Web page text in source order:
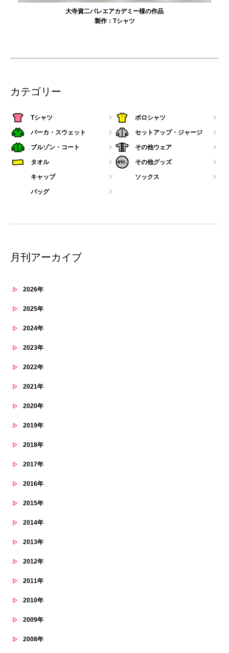
大寺資二バレエアカデミー様の作品
製作： Tシャツ
カテゴリー
Tシャツ ポロシャツ
パーカ・スウェット セットアップ・ジャージ
ブルゾン・コート その他ウェア
タオル その他グッズ
キャップ ソックス
バッグ
月刊アーカイブ
2026年
2025年
2024年
2023年
2022年
2021年
2020年
2019年
2018年
2017年
2016年
2015年
2014年
2013年
2012年
2011年
2010年
2009年
2008年